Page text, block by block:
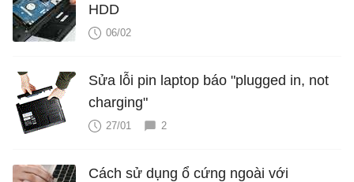
HDD
06/02
Sửa lỗi pin laptop báo "plugged in, not
charging"
27/01 2
Cách sử dụng ổ cứng ngoài với